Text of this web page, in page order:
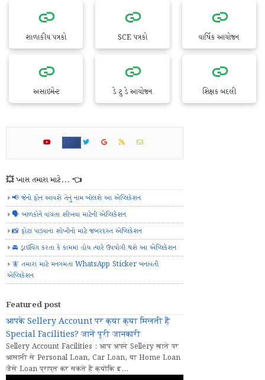
શાળાકીય પત્રકો SCE પત્રકો વાર્ષિક આયોજન
અસાઇમેન્ટ ડે ટુ ડે આયોજન શિક્ષક બદલી
💥 ખાસ તમારા માટે... 👈
📢 જેનો ફોન આવશે તેનું નામ બોલશે આ એપ્લિકેશન
🗣️ બાળકોને વાંચતા શીખવા માટેની એપ્લિકેશન
📸 ફોટા પાડવાના શોખીનો માટે જબરદસ્ત એપ્લિકેશન
🚘 ડ્રાઈવિંગ કરતા કે કામમાં હોય ત્યારે ઉપયોગી થશે આ એપ્લિકેશન
🧚 તમારા માટે મનગમતા WhatsApp Sticker બનાવતી
એપ્લિકેશન
Featured post
आपके Sellery Account पर क्या क्या मिलती हैं
Special Facilities? जानें पूरी जानकारी
Sellery Account Facilities : आप अपने Sellery खाते पर
आसानी से Personal Loan, Car Loan, या Home Loan
जैसे Loan प्राप्त कर सकते हैं क्योंकि इ...